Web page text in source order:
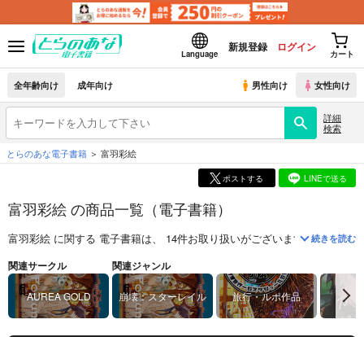
Language
新規登録 ログイン
カート
全年齢向け 成年向け 男性向け 女性向け
詳細
検索
とらのあな電子書籍
富羽彩絵
ポストする LINEで送る
富羽彩絵 の商品一覧（電子書籍）
富羽彩絵 に関する 電子書籍は、 14件お取り扱いがございます。「
続きを読む
関連サークル
AUREA GOLD
関連ジャンル
崩壊：スターレイル 旅行・ルポ作品